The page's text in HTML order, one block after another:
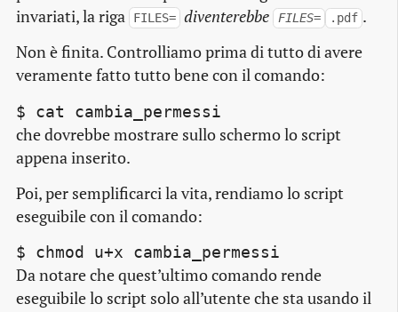
invariati, la riga
FILES= diventerebbe FILES= .pdf .
Non è finita. Controlliamo prima di tutto di avere
veramente fatto tutto bene con il comando:
$ cat cambia_permessi
che dovrebbe mostrare sullo schermo lo script
appena inserito.
Poi, per semplificarci la vita, rendiamo lo script
eseguibile con il comando:
$ chmod u+x cambia_permessi
Da notare che quest’ultimo comando rende
eseguibile lo script solo all’utente che sta usando il